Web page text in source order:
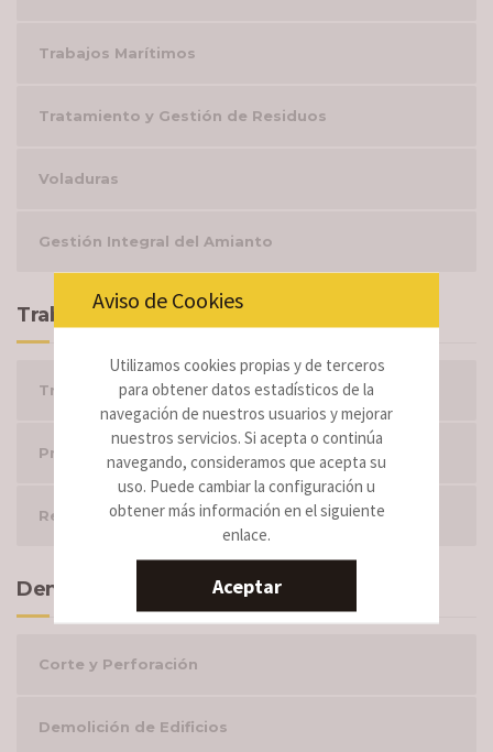
Trabajos Marítimos
Tratamiento y Gestión de Residuos
Voladuras
Gestión Integral del Amianto
Trabajos
Trabajos por tipología
Proyectos Realizados
Retirada de fibrocemento
Demoliciones por Tipología
Corte y Perforación
Demolición de Edificios
Aviso de Cookies
Utilizamos cookies propias y de terceros
para obtener datos estadísticos de la
navegación de nuestros usuarios y mejorar
nuestros servicios. Si acepta o continúa
navegando, consideramos que acepta su
uso. Puede cambiar la configuración u
obtener más información en el siguiente
enlace.
Aceptar